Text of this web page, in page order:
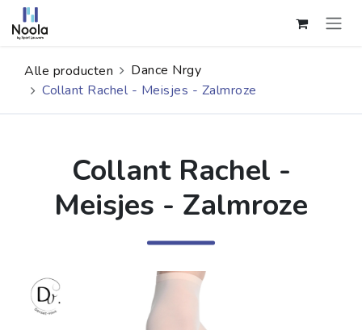
Overslaan naar inhoud
Alle producten
Dance Nrgy
Collant Rachel - Meisjes - Zalmroze
Collant Rachel -
Meisjes - Zalmroze